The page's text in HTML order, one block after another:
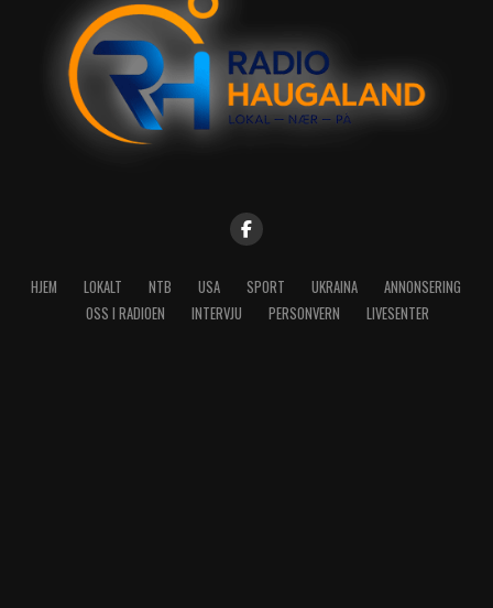
HJEM LOKALT NTB USA SPORT UKRAINA
ANNONSERING
OSS I RADIOEN
INTERVJU PERSONVERN LIVESENTER